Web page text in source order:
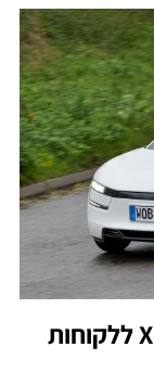
פולקסוואגן החלה לספק את XL 1 ללקוחות